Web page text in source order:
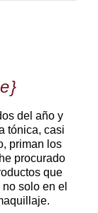
del año y
tónica, casi
priman los
procurado
que
solo en el